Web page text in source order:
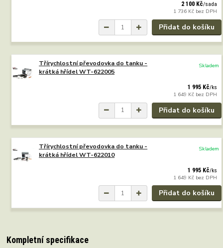
2 100 Kč/sada
1 736 Kč bez DPH
Přidat do košíku
Třírychlostní převodovka do tanku -
krátká hřídel WT-622005
1 995 Kč/ks
1 649 Kč bez DPH
Skladem
Přidat do košíku
Třírychlostní převodovka do tanku -
krátká hřídel WT-622010
1 995 Kč/ks
1 649 Kč bez DPH
Skladem
Přidat do košíku
Kompletní specifikace